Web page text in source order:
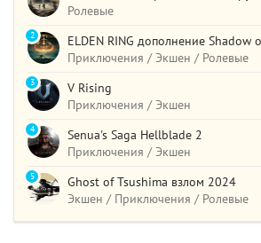
Ролевые
ELDEN RING дополнение Shadow
Приключения / Экшен / Ролевые
2
V Rising
Приключения / Экшен
3
Senua's Saga Hellblade 2
Приключения / Экшен
4
Ghost of Tsushima взлом 2024
Экшен / Приключения / Ролевые
5